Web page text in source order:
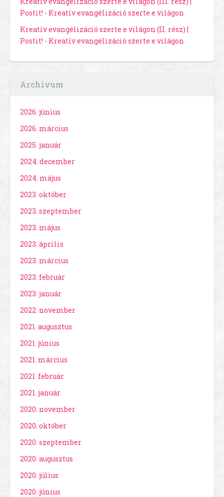
Postit! - Kreatív evangélizáció szerte e világon
Kreatív evangélizáció szerte e világon (II. rész) |
Postit! - Kreatív evangélizáció szerte e világon
Archívum
2026. június
2026. március
2025. január
2024. december
2024. május
2023. október
2023. szeptember
2023. május
2023. április
2023. március
2023. február
2023. január
2022. november
2021. augusztus
2021. június
2021. március
2021. február
2021. január
2020. november
2020. október
2020. szeptember
2020. augusztus
2020. július
2020. június